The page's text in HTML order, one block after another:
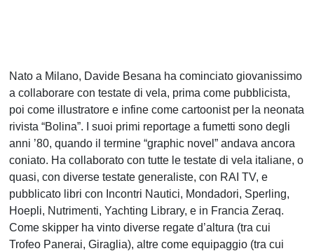
Nato a Milano, Davide Besana ha cominciato giovanissimo
a collaborare con testate di vela, prima come pubblicista,
poi come illustratore e infine come cartoonist per la neonata
rivista “Bolina”. I suoi primi reportage a fumetti sono degli
anni ’80, quando il termine “graphic novel” andava ancora
coniato. Ha collaborato con tutte le testate di vela italiane, o
quasi, con diverse testate generaliste, con RAI TV, e
pubblicato libri con Incontri Nautici, Mondadori, Sperling,
Hoepli, Nutrimenti, Yachting Library, e in Francia Zeraq.
Come skipper ha vinto diverse regate d’altura (tra cui
Trofeo Panerai, Giraglia), altre come equipaggio (tra cui